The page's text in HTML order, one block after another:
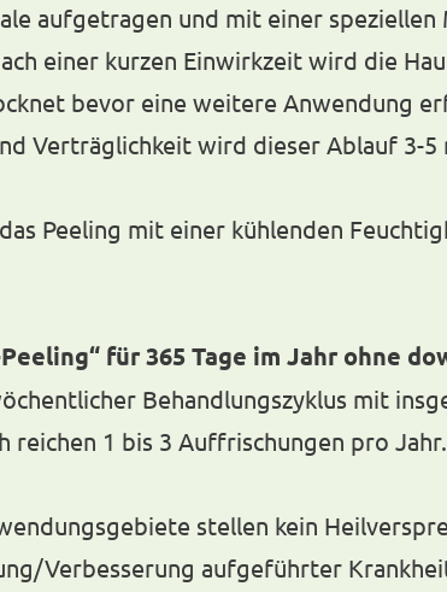
aufgetragen und mit einer speziellen
einer kurzen Einwirkzeit wird die
bevor eine weitere Anwendung
Verträglichkeit wird dieser Ablauf 3-
Peeling mit einer kühlenden
für 365 Tage im Jahr ohne
Behandlungszyklus mit
reichen 1 bis 3 Auffrischungen pro Jahr.
stellen kein
Verbesserung aufgeführter